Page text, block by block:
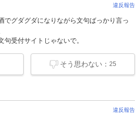
違反報告
でグダグダになりながら文句ばっかり言っ
受付サイトじゃないで。
そう思わない： 25
違反報告